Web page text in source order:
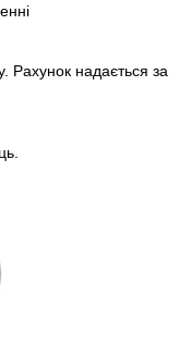
Рахунок надається за